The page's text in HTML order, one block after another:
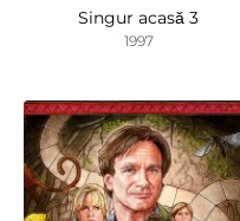
Singur acasă 3
1997